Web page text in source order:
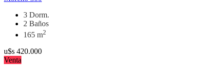
3 Dorm.
2 Baños
165 m2
u$s 420.000
Venta